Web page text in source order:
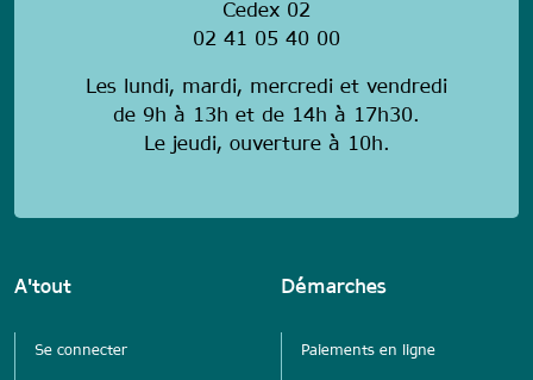
Cedex 02
02 41 05 40 00
Les lundi, mardi, mercredi et vendredi
de 9h à 13h et de 14h à 17h30.
Le jeudi, ouverture à 10h.
A'tout
Se connecter
Démarches
Paiements en ligne